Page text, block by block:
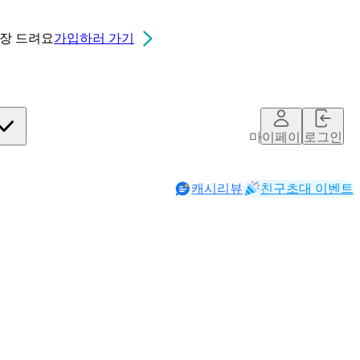
드려요가입하러 가기
마이페이지로그인
캐시리뷰 친구초대 이벤트